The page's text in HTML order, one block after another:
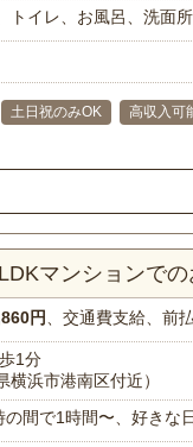
トイレ、お風呂、洗面
土日祝のみOK 高収入可
マンションで
円 、交通費支給、前
1分
横浜市港南区付近）
の間で1時間〜、好きな